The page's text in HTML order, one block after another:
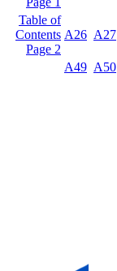
Table of
Contents
Page 2
A26 A27
A49 A50